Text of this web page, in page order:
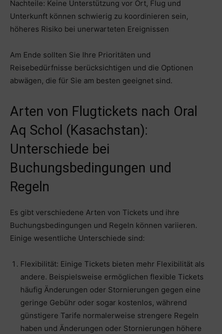
Nachteile: Keine Unterstützung vor Ort, Flug und
Unterkunft können schwierig zu koordinieren sein,
höheres Risiko bei unerwarteten Ereignissen
Am Ende sollten Sie Ihre Prioritäten und
Reisebedürfnisse berücksichtigen und die Optionen
abwägen, die für Sie am besten geeignet sind.
Arten von Flugtickets nach Oral
Aq Schol (Kasachstan):
Unterschiede bei
Buchungsbedingungen und
Regeln
Es gibt verschiedene Arten von Tickets und ihre
Buchungsbedingungen und Regeln können variieren.
Einige wesentliche Unterschiede sind:
Flexibilität: Einige Tickets bieten mehr Flexibilität als
andere. Beispielsweise ermöglichen flexible Tickets
häufig Änderungen oder Stornierungen gegen eine
geringe Gebühr oder sogar kostenlos, während
günstigere Tarife normalerweise strengere Regeln
haben und Änderungen oder Stornierungen höhere